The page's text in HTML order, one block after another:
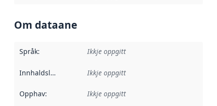
Om dataane
Språk: Ikkje oppgitt
Innhaldsleverandørar :
Ikkje oppgitt
Opphav: Ikkje oppgitt